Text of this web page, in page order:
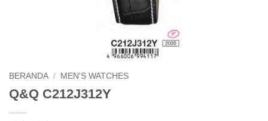
BERANDA / MEN'S WATCHES
Q&Q C212J312Y